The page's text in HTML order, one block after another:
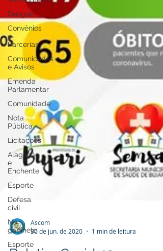
Dengue
Convênios
e
Parcerias
Comunicados
e Avisos
Emenda
Parlamentar
Comunidade
Nota
Pública
Licitações
Alagação
e
Enchente
Esporte
Defesa
civil
No
gabinete
Esporte
Ascom
30 de jun. de 2020